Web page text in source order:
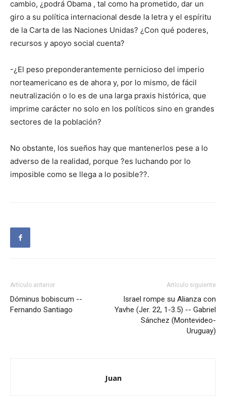
cambio, ¿podrá Obama , tal como ha prometido, dar un
giro a su política internacional desde la letra y el espíritu
de la Carta de las Naciones Unidas? ¿Con qué poderes,
recursos y apoyo social cuenta?
-¿El peso preponderantemente pernicioso del imperio
norteamericano es de ahora y, por lo mismo, de fácil
neutralización o lo es de una larga praxis histórica, que
imprime carácter no solo en los políticos sino en grandes
sectores de la población?
No obstante, los sueños hay que mantenerlos pese a lo
adverso de la realidad, porque ?es luchando por lo
imposible como se llega a lo posible??.
Artículo anterior
Dóminus bobiscum --
Fernando Santiago
Artículo siguiente
Israel rompe su Alianza con
Yavhe (Jer. 22, 1-3.5) -- Gabriel
Sánchez (Montevideo-
Uruguay)
Juan